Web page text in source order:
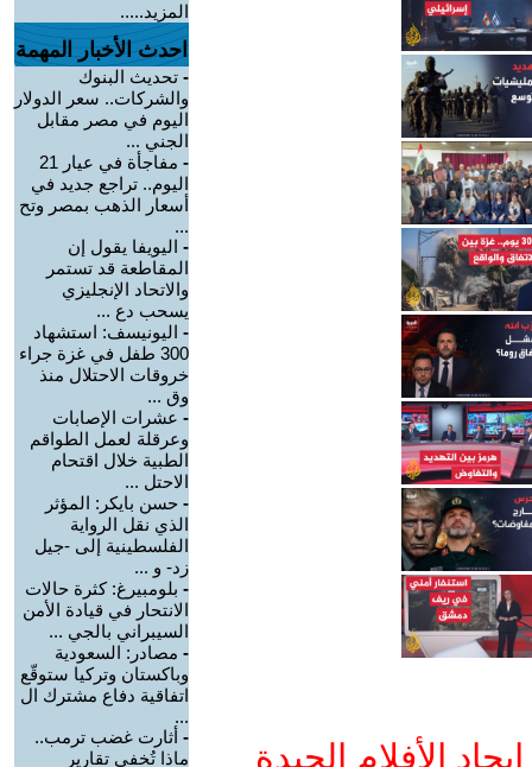
الأفلام الجيدة
المزيد.....
احدث الأخبار المهمة
- تحديث البنوك
والشركات.. سعر الدولار
اليوم في مصر مقابل
الجني ...
-
مفاجأة في عيار 21
اليوم.. تراجع جديد في
أسعار الذهب بمصر وتح
...
- اليويفا يقول إن
المقاطعة قد تستمر
والاتحاد الإنجليزي
يسحب دع ...
- اليونيسف: استشهاد
300 طفل في غزة جراء
خروقات الاحتلال منذ
وق ...
- عشرات الإصابات
وعرقلة لعمل الطواقم
الطبية خلال اقتحام
الاحتل ...
- حسن بايكر: المؤثر
الذي نقل الرواية
الفلسطينية إلى -جيل
زد- و ...
- بلومبيرغ: كثرة حالات
الانتحار في قيادة الأمن
السيبراني بالجي ...
- مصادر: السعودية
وباكستان وتركيا ستوقّع
اتفاقية دفاع مشترك ال
...
- أثارت غضب ترمب..
ماذا تُخفي تقارير